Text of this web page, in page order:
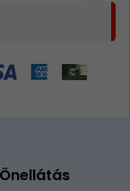
Önellátás